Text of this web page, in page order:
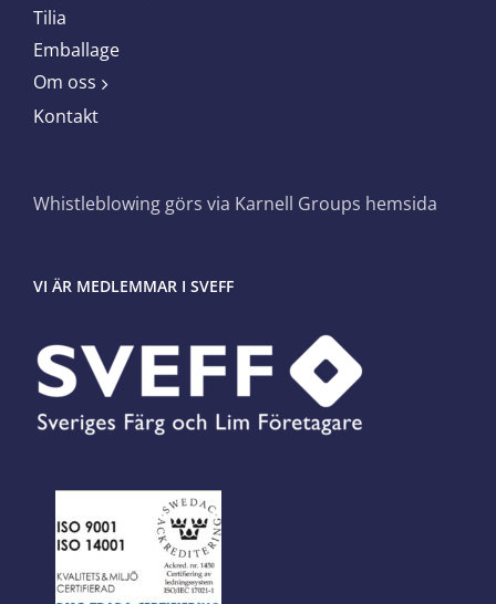
Tilia
Emballage
Om oss
Kontakt
Whistleblowing görs via Karnell Groups hemsida
VI ÄR MEDLEMMAR I SVEFF